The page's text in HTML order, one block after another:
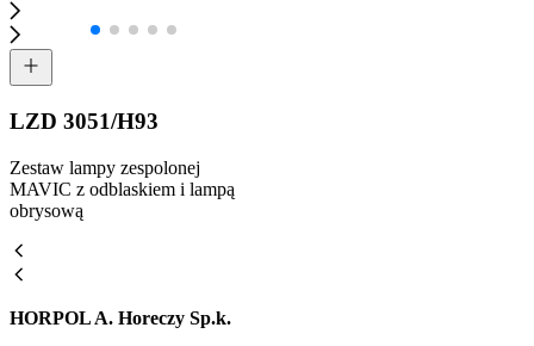
LZD 3051/H93
Zestaw lampy zespolonej
MAVIC z odblaskiem i lampą
obrysową
HORPOL A. Horeczy Sp.k.